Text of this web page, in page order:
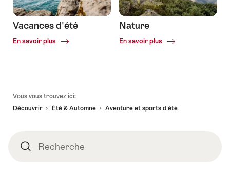
Vacances d'été
En savoir plus
Common.Of
Nature
En savoir plus
Common.Of
page
Vous vous trouvez ici:
Découvrir
Été & Automne Aventure et sports d'été
RechercheRecherche